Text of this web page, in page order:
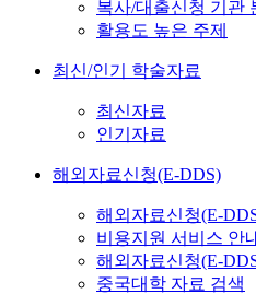
복사/대출신청 기관
활용도 높은 주제
최신/인기 학술자료
최신자료
인기자료
해외자료신청(E-DDS)
해외자료신청(E-
비용지원 서비스 안
해외자료신청(E-
중국대학 자료 검색